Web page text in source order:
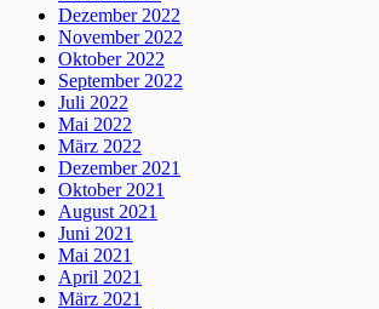
Dezember 2022
November 2022
Oktober 2022
September 2022
Juli 2022
Mai 2022
März 2022
Dezember 2021
Oktober 2021
August 2021
Juni 2021
Mai 2021
April 2021
März 2021